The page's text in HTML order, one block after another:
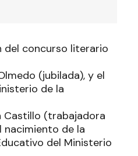
del concurso literario
(jubilada), y el
de la
Castillo (trabajadora
nacimiento de la
del Ministerio